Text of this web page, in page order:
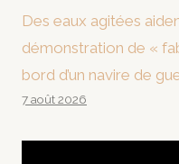
Des eaux agitées
démonstration de «
bord d’un navire de
7 août 2026